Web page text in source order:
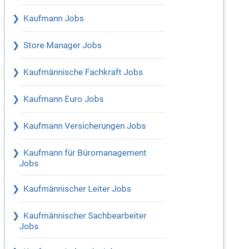
Kaufmann Jobs
Store Manager Jobs
Kaufmännische Fachkraft Jobs
Kaufmann Euro Jobs
Kaufmann Versicherungen Jobs
Kaufmann für Büromanagement
Jobs
Kaufmännischer Leiter Jobs
Kaufmännischer Sachbearbeiter
Jobs